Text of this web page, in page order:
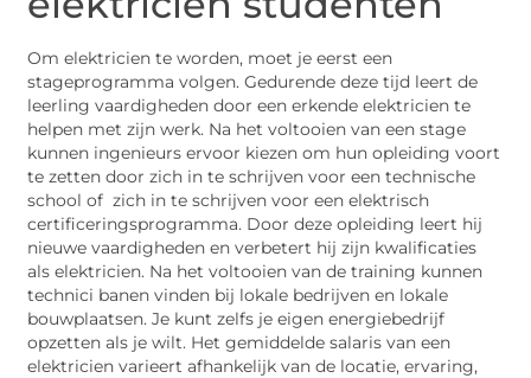
Om elektricien te worden, moet je eerst een
stageprogramma volgen. Gedurende deze tijd leert de
leerling vaardigheden door een erkende elektricien te
helpen met zijn werk. Na het voltooien van een stage
kunnen ingenieurs ervoor kiezen om hun opleiding voort
te zetten door zich in te schrijven voor een technische
school of zich in te schrijven voor een elektrisch
certificeringsprogramma. Door deze opleiding leert hij
nieuwe vaardigheden en verbetert hij zijn kwalificaties
als elektricien. Na het voltooien van de training kunnen
technici banen vinden bij lokale bedrijven en lokale
bouwplaatsen. Je kunt zelfs je eigen energiebedrijf
opzetten als je wilt. Het gemiddelde salaris van een
elektricien varieert afhankelijk van de locatie, ervaring,